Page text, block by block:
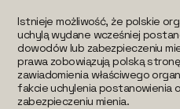
Istnieje możliwość, że polskie
uchylą wydane wcześniej
dowodów lub zabezpieczeniu
prawa zobowiązują polską
zawiadomienia właściwego
fakcie uchylenia postanowienia
zabezpieczeniu mienia.